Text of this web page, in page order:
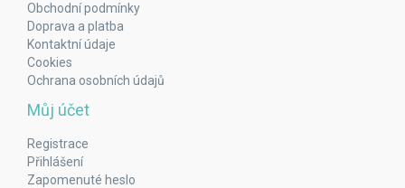
Obchodní podmínky
Doprava a platba
Kontaktní údaje
Cookies
Ochrana osobních údajů
Můj účet
Registrace
Přihlášení
Zapomenuté heslo